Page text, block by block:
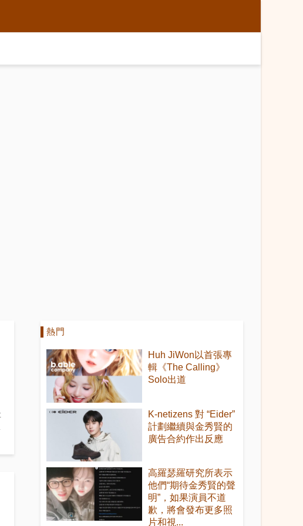
熱門
Huh JiWon以首張專
輯《The Calling》
Solo出道
K-netizens 對 “Eider”
計劃繼續與金秀賢的
廣告合約作出反應
高羅瑟羅研究所表示
他們“期待金秀賢的聲
明”，如果演員不道
歉，將會發布更多照
片和視...